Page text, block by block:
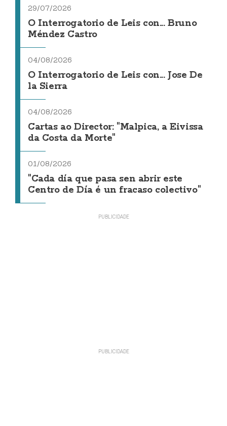
29/07/2026
O Interrogatorio de Leis con... Bruno
Méndez Castro
04/08/2026
O Interrogatorio de Leis con... Jose De
la Sierra
04/08/2026
Cartas ao Director: "Malpica, a Eivissa
da Costa da Morte"
01/08/2026
"Cada día que pasa sen abrir este
Centro de Día é un fracaso colectivo"